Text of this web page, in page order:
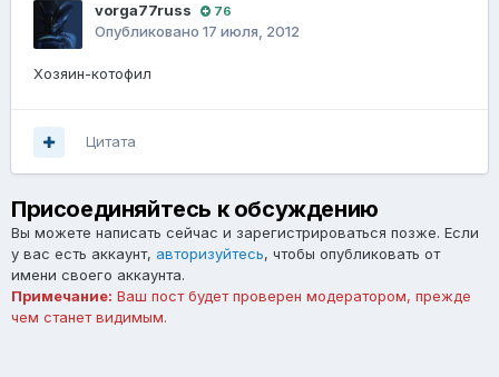
vorga77russ 76
Опубликовано 17 июля, 2012
Хозяин-котофил
Цитата
Присоединяйтесь к обсуждению
Вы можете написать сейчас и зарегистрироваться позже. Если
у вас есть аккаунт, авторизуйтесь, чтобы опубликовать от
имени своего аккаунта.
Примечание: Ваш пост будет проверен модератором, прежде
чем станет видимым.